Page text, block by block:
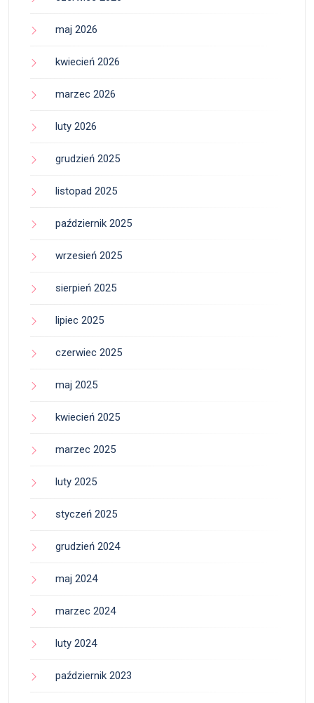
maj 2026
kwiecień 2026
marzec 2026
luty 2026
grudzień 2025
listopad 2025
październik 2025
wrzesień 2025
sierpień 2025
lipiec 2025
czerwiec 2025
maj 2025
kwiecień 2025
marzec 2025
luty 2025
styczeń 2025
grudzień 2024
maj 2024
marzec 2024
luty 2024
październik 2023